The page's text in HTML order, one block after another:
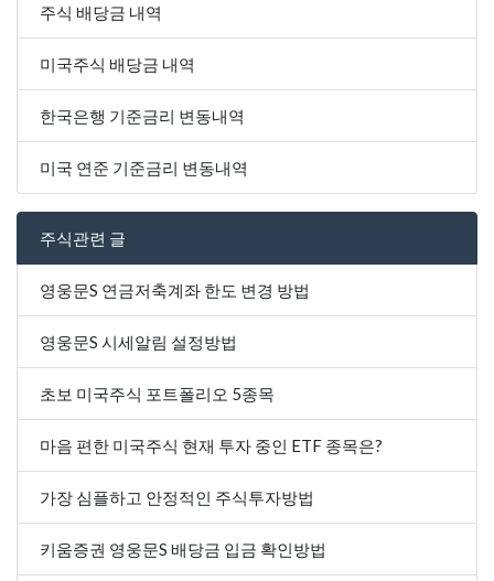
주식 배당금 내역
미국주식 배당금 내역
한국은행 기준금리 변동내역
미국 연준 기준금리 변동내역
주식관련 글
영웅문S 연금저축계좌 한도 변경 방법
영웅문S 시세알림 설정방법
초보 미국주식 포트폴리오 5종목
마음 편한 미국주식 현재 투자 중인 ETF 종목은?
가장 심플하고 안정적인 주식투자방법
키움증권 영웅문S 배당금 입금 확인방법